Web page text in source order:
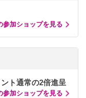
参加ショップを見る
ト通常の2倍進呈
参加ショップを見る